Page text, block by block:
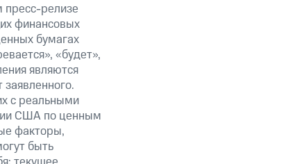
пресс-релизе
финансовых
бумагах
«будет»,
являются
с реальными
США по ценным
факторы,
быть